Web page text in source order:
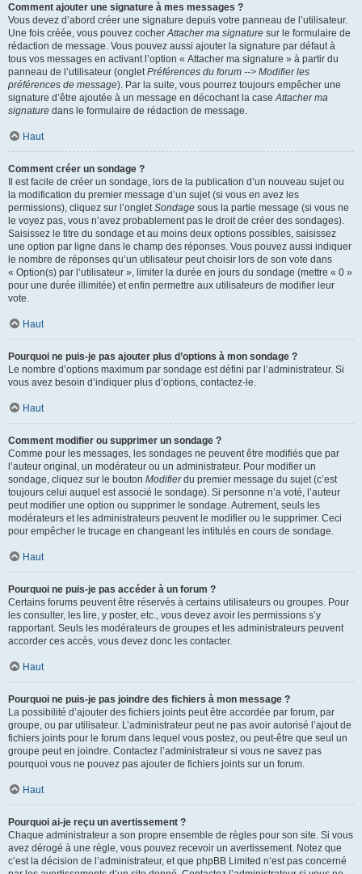
Comment ajouter une signature à mes messages ?
Vous devez d’abord créer une signature depuis votre panneau de l’utilisateur.
Une fois créée, vous pouvez cocherAttacher ma signature sur le formulaire de
rédaction de message. Vous pouvez aussi ajouter la signature par défaut à
tous vos messages en activant l’option « Attacher ma signature » à partir du
panneau de l’utilisateur (ongletPréférences du forum --> Modifier les
préférences de message). Par la suite, vous pourrez toujours empêcher une
signature d’être ajoutée à un message en décochant la caseAttacher ma
signature dans le formulaire de rédaction de message.
Haut
Comment créer un sondage ?
Il est facile de créer un sondage, lors de la publication d’un nouveau sujet ou
la modification du premier message d’un sujet (si vous en avez les
permissions), cliquez sur l’ongletSondage sous la partie message (si vous ne
le voyez pas, vous n’avez probablement pas le droit de créer des sondages).
Saisissez le titre du sondage et au moins deux options possibles, saisissez
une option par ligne dans le champ des réponses. Vous pouvez aussi indiquer
le nombre de réponses qu’un utilisateur peut choisir lors de son vote dans
« Option(s) par l’utilisateur », limiter la durée en jours du sondage (mettre « 0 »
pour une durée illimitée) et enfin permettre aux utilisateurs de modifier leur
vote.
Haut
Pourquoi ne puis-je pas ajouter plus d’options à mon sondage ?
Le nombre d’options maximum par sondage est défini par l’administrateur. Si
vous avez besoin d’indiquer plus d’options, contactez-le.
Haut
Comment modifier ou supprimer un sondage ?
Comme pour les messages, les sondages ne peuvent être modifiés que par
l’auteur original, un modérateur ou un administrateur. Pour modifier un
sondage, cliquez sur le bouton Modifierdu premier message du sujet (c’est
toujours celui auquel est associé le sondage). Si personne n’a voté, l’auteur
peut modifier une option ou supprimer le sondage. Autrement, seuls les
modérateurs et les administrateurs peuvent le modifier ou le supprimer. Ceci
pour empêcher le trucage en changeant les intitulés en cours de sondage.
Haut
Pourquoi ne puis-je pas accéder à un forum ?
Certains forums peuvent être réservés à certains utilisateurs ou groupes. Pour
les consulter, les lire, y poster, etc., vous devez avoir les permissions s’y
rapportant. Seuls les modérateurs de groupes et les administrateurs peuvent
accorder ces accès, vous devez donc les contacter.
Haut
Pourquoi ne puis-je pas joindre des fichiers à mon message ?
La possibilité d’ajouter des fichiers joints peut être accordée par forum, par
groupe, ou par utilisateur. L’administrateur peut ne pas avoir autorisé l’ajout de
fichiers joints pour le forum dans lequel vous postez, ou peut-être que seul un
groupe peut en joindre. Contactez l’administrateur si vous ne savez pas
pourquoi vous ne pouvez pas ajouter de fichiers joints sur un forum.
Haut
Pourquoi ai-je reçu un avertissement ?
Chaque administrateur a son propre ensemble de règles pour son site. Si vous
avez dérogé à une règle, vous pouvez recevoir un avertissement. Notez que
c’est la décision de l’administrateur, et que phpBB Limited n’est pas concerné